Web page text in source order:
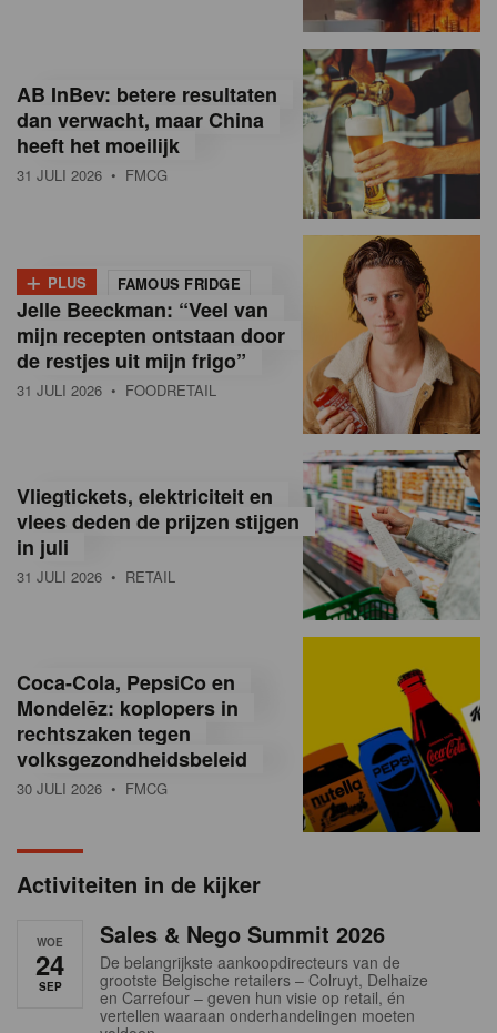
a
n
B
e
g
ë
e
a
n
AB InBev: betere resultaten
dan verwacht, maar China
heeft het moeilijk
31 JULI 2026 • FMCG
+ PLUS FAMOUS FRIDGE
Jelle Beeckman: “Veel van
mijn recepten ontstaan door
de restjes uit mijn frigo”
31 JULI 2026 • FOODRETAIL
Vliegtickets, elektriciteit en
vlees deden de prijzen stijgen
in juli
31 JULI 2026 • RETAIL
Coca-Cola, PepsiCo en
Mondelēz: koplopers in
rechtszaken tegen
volksgezondheidsbeleid
30 JULI 2026 • FMCG
Activiteiten in de kijker
WOE
24
SEP
Sales & Nego Summit 2026
De belangrijkste aankoopdirecteurs van de
grootste Belgische retailers – Colruyt, Delhaize
en Carrefour – geven hun visie op retail, én
vertellen waaraan onderhandelingen moeten